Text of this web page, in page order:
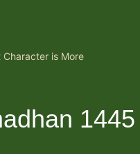
Character is More